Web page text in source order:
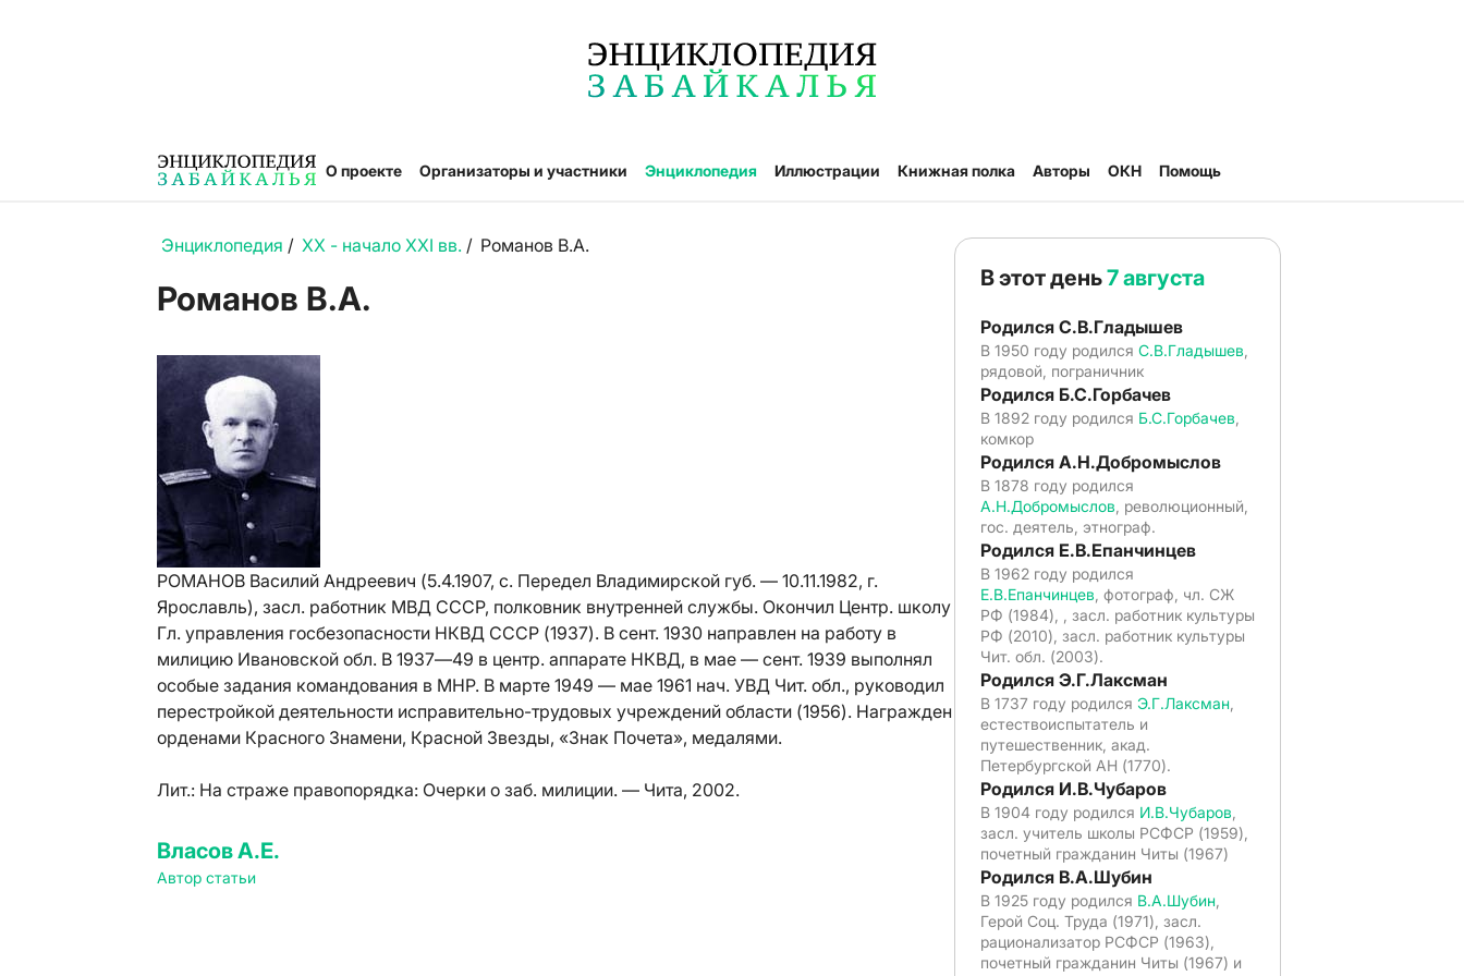
О проекте Организаторы и участники Энциклопедия Иллюстрации Книжная полка Авторы ОКН Помощь
Энциклопедия / XX - начало XXI вв. / Романов В.А.
Романов В.А.
РОМАНОВ Василий Андреевич (5.4.1907, с. Передел Владимирской губ. — 10.11.1982, г.
Ярославль), засл. работник МВД СССР, полковник внутренней службы. Окончил Центр. школу
Гл. управления госбезопасности НКВД СССР (1937). В сент. 1930 направлен на работу в
милицию Ивановской обл. В 1937—49 в центр. аппарате НКВД, в мае — сент. 1939 выполнял
особые задания командования в МНР. В марте 1949 — мае 1961 нач. УВД Чит. обл., руководил
перестройкой деятельности исправительно-трудовых учреждений области (1956). Награжден
орденами Красного Знамени, Красной Звезды, «Знак Почета», медалями.
Лит.: На страже правопорядка: Очерки о заб. милиции. — Чита, 2002.
Власов А.Е.
Автор статьи
В этот день7 августа
Родился С.В.Гладышев
В 1950 году родился С.В.Гладышев
рядовой, пограничник
Родился Б.С.Горбачев
В 1892 году родился Б.С.Горбачев
комкор
Родился А.Н.Добромыслов
В 1878 году родился
А.Н.Добромыслов , революционный,
гос. деятель, этнограф.
Родился Е.В.Епанчинцев
В 1962 году родился
Е.В.Епанчинцев , фотограф, чл. СЖ
РФ (1984), , засл. работник культуры
РФ (2010), засл. работник культуры
Чит. обл. (2003).
Родился Э.Г.Лаксман
В 1737 году родился Э.Г.Лаксман
естествоиспытатель и
путешественник, акад.
Петербургской АН (1770).
Родился И.В.Чубаров
В 1904 году родился И.В.Чубаров
засл. учитель школы РСФСР (1959),
почетный гражданин Читы (1967)
Родился В.А.Шубин
В 1925 году родился В.А.Шубин
Герой Соц. Труда (1971), засл.
рационализатор РСФСР (1963),
почетный гражданин Читы (1967) и